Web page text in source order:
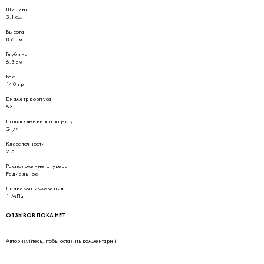
Ширина
3.1 см
Высота
8.6 см
Глубина
6.3 см
Вес
140 гр
Диаметр корпуса
63
Подключение к процессу
G¹/4
Класс точности
2.5
Расположение штуцера
Радиальное
Диапазон измерения
1 МПа
ОТЗЫВОВ ПОКА НЕТ
Авторизуйтесь, чтобы оставить комментарий